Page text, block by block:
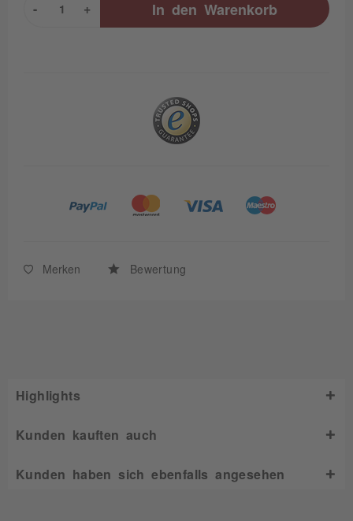
+
- In den Warenkorb
Merken Bewertung
Highlights
Kunden kauften auch
Kunden haben sich ebenfalls angesehen